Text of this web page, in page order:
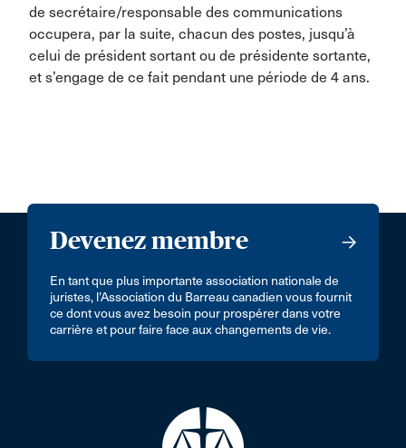
de secrétaire/responsable des communications
occupera, par la suite, chacun des postes, jusqu’à
celui de président sortant ou de présidente sortante,
et s’engage de ce fait pendant une période de 4 ans.
Devenez membre
En tant que plus importante association nationale de
juristes, l’Association du Barreau canadien vous fournit
ce dont vous avez besoin pour prospérer dans votre
carrière et pour faire face aux changements de vie.